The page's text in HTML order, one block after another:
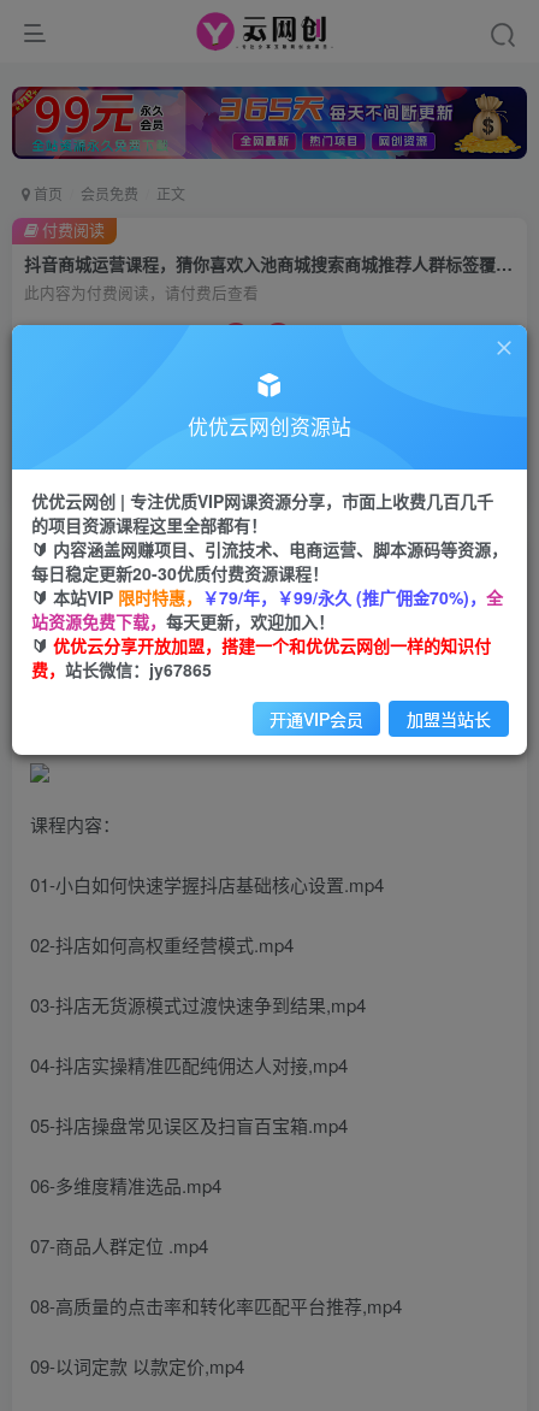
首页 会员免费 正文
抖音商城运营课程，猜你喜欢入池商城搜索商城推荐人群标签覆盖（67节课）
此内容为付费阅读，请付费后查看
9.9
立即购买
付费阅读
抖音商城运营课程，猜你喜欢入池商城搜索商城推
荐人群标签覆盖（67节课）
优优云网创
2年前发布
关注 私信
613 176
课程内容：
01-小白如何快速学握抖店基础核心设置.mp4
02-抖店如何高权重经营模式.mp4
03-抖店无货源模式过渡快速争到结果,mp4
04-抖店实操精准匹配纯佣达人对接,mp4
05-抖店操盘常见误区及扫盲百宝箱.mp4
06-多维度精准选品.mp4
07-商品人群定位 .mp4
08-高质量的点击率和转化率匹配平台推荐,mp4
09-以词定款 以款定价,mp4
优优云网创资源站
优优云网创 | 专注优质VIP网课资源分享，市面上收费几百几千
的项目资源课程这里全部都有！
🔰 内容涵盖网赚项目、引流技术、电商运营、脚本源码等资源，
每日稳定更新20-30优质付费资源课程！
🔰 本站VIP 限时特惠， ￥79/年，￥99/永久 (推广佣金70%)， 全
站资源免费下载， 每天更新，欢迎加入！
🔰 优优云分享开放加盟，搭建一个和优优云网创一样的知识付
费， 站长微信：jy67865
开通VIP会员 加盟当站长